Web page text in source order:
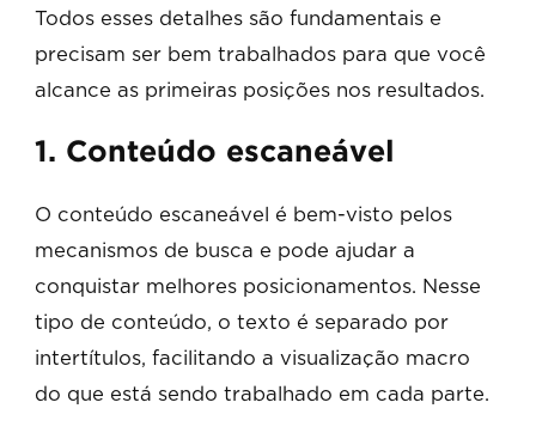
Todos esses detalhes são fundamentais e
precisam ser bem trabalhados para que você
alcance as primeiras posições nos resultados.
1. Conteúdo escaneável
O conteúdo escaneável é bem-visto pelos
mecanismos de busca e pode ajudar a
conquistar melhores posicionamentos. Nesse
tipo de conteúdo, o texto é separado por
intertítulos, facilitando a visualização macro
do que está sendo trabalhado em cada parte.